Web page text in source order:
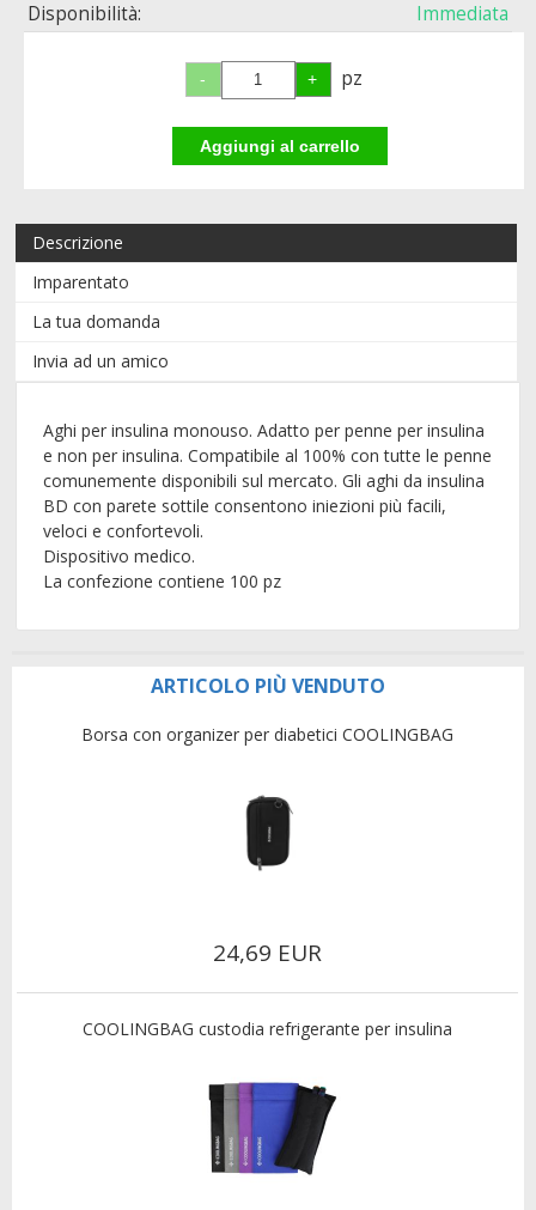
Disponibilità: Immediata
pz
Descrizione
Imparentato
La tua domanda
Invia ad un amico
Aghi per insulina monouso. Adatto per penne per insulina
e non per insulina. Compatibile al 100% con tutte le penne
comunemente disponibili sul mercato. Gli aghi da insulina
BD con parete sottile consentono iniezioni più facili,
veloci e confortevoli.
Dispositivo medico.
La confezione contiene 100 pz
ARTICOLO PIÙ VENDUTO
Borsa con organizer per diabetici COOLINGBAG
24,69 EUR
COOLINGBAG custodia refrigerante per insulina